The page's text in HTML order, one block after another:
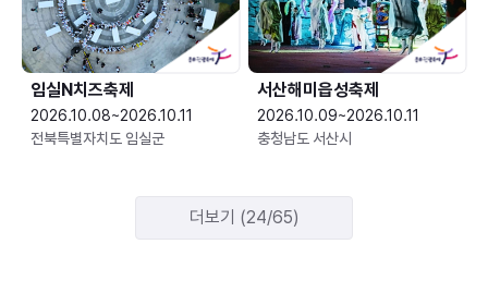
임실N치즈축제
2026.10.08~2026.10.11
전북특별자치도 임실군
서산해미읍성축제
2026.10.09~2026.10.11
충청남도 서산시
더보기 (24/65)